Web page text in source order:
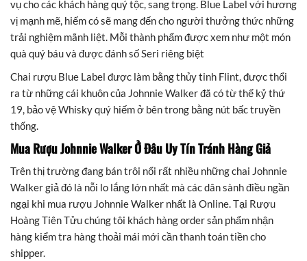
vụ cho các khách hàng quý tộc, sang trọng. Blue Label với hương
vị mạnh mẽ, hiếm có sẽ mang đến cho người thưởng thức những
trải nghiệm mãnh liệt. Mỗi thành phẩm được xem như một món
quà quý báu và được đánh số Seri riêng biệt
Chai rượu Blue Label được làm bằng thủy tinh Flint, được thổi
ra từ những cái khuôn của Johnnie Walker đã có từ thế kỷ thứ
19, bảo vệ Whisky quý hiếm ở bên trong bằng nút bấc truyền
thống.
Mua Rượu Johnnie Walker Ở Đâu Uy Tín Tránh Hàng Giả
Trên thị trường đang bán trôi nổi rất nhiều những chai Johnnie
Walker giả đó là nỗi lo lắng lớn nhất mà các dân sành điều ngần
ngại khi mua rượu Johnnie Walker nhất là Online. Tại Rượu
Hoàng Tiên Tửu chúng tôi khách hàng order sản phẩm nhận
hàng kiểm tra hàng thoải mái mới cần thanh toán tiền cho
shipper.